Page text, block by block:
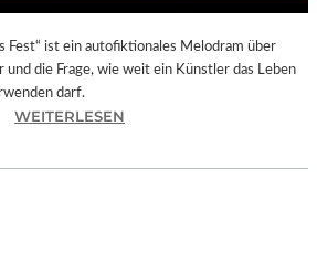
S
S
Fest“ ist ein autofiktionales Melodram über
die Frage, wie weit ein Künstler das Leben
darf.
WEITERLESEN